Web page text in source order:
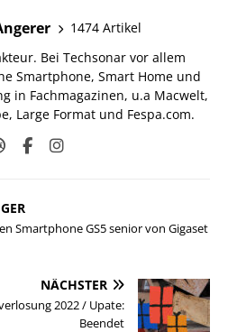
1474 Artikel
Bei Techsonar vor allem
Smartphone, Smart Home und
in Fachmagazinen, u.a Macwelt,
Large Format und Fespa.com.
Smartphone GS5 senior von Gigaset
NÄCHSTER
2022 / Upate:
Beendet